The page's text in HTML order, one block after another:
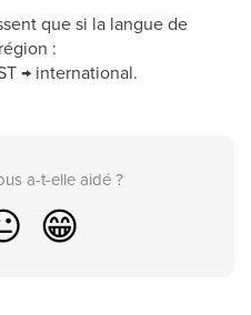
que si la langue de
:
→ international.
a-t-elle aidé ?
😁